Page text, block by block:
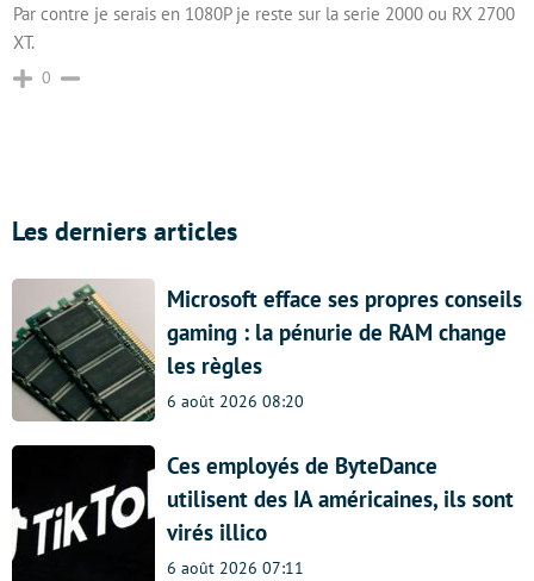
Par contre je serais en 1080P je reste sur la serie 2000 ou RX 2700
XT.
0
Les derniers articles
Microsoft efface ses propres conseils
gaming : la pénurie de RAM change
les règles
6 août 2026 08:20
Ces employés de ByteDance
utilisent des IA américaines, ils sont
virés illico
6 août 2026 07:11